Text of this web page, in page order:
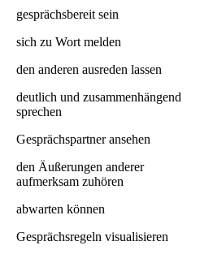
gesprächsbereit sein
sich zu Wort melden
den anderen ausreden lassen
deutlich und zusammenhängend
sprechen
Gesprächspartner ansehen
den Äußerungen anderer
aufmerksam zuhören
abwarten können
Gesprächsregeln visualisieren